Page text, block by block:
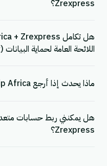
Zrexpress؟
اللائحة العامة لحماية البيانات (GDPR)؟
ماذا يحدث إذا أرجع ML Ship Africa أو Zrexpress خطأً؟
Zrexpress؟